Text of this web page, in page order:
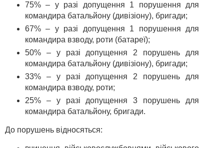
75% – у разі допущення 1 порушення для
командира батальйону (дивізіону), бригади;
67% – у разі допущення 1 порушення для
командира взводу, роти (батареї);
50% – у разі допущення 2 порушень для
командира батальйону (дивізіону), бригади;
33% – у разі допущення 2 порушень для
командира взводу, роти;
25% – у разі допущення 3 порушень для
командира батальйону, бригади.
До порушень відносяться: